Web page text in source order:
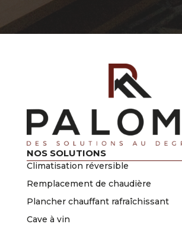
NOS SOLUTIONS
Climatisation réversible
Remplacement de chaudière
Plancher chauffant rafraîchissant
Cave à vin